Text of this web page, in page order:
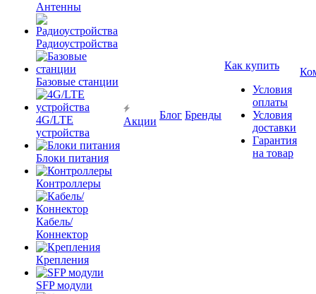
Антенны
Радиоустройства
Базовые станции
4G/LTE
устройства
Блоки питания
Контроллеры
Кабель/
Коннектор
Крепления
SFP модули
Акции
Блог Бренды
Как купить
Условия
оплаты
Условия
доставки
Гарантия
на товар